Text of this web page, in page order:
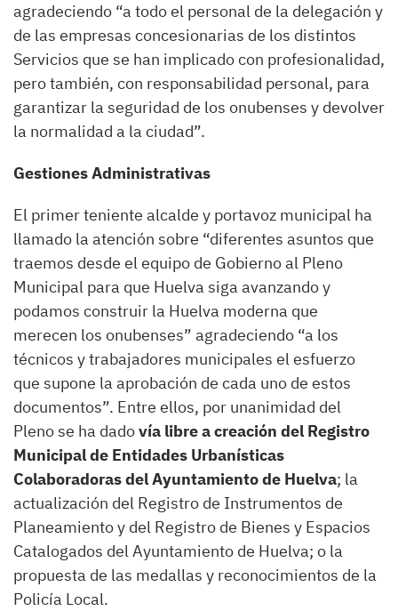
agradeciendo “a todo el personal de la delegación y
de las empresas concesionarias de los distintos
Servicios que se han implicado con profesionalidad,
pero también, con responsabilidad personal, para
garantizar la seguridad de los onubenses y devolver
la normalidad a la ciudad”.
Gestiones Administrativas
El primer teniente alcalde y portavoz municipal ha
llamado la atención sobre “diferentes asuntos que
traemos desde el equipo de Gobierno al Pleno
Municipal para que Huelva siga avanzando y
podamos construir la Huelva moderna que
merecen los onubenses” agradeciendo “a los
técnicos y trabajadores municipales el esfuerzo
que supone la aprobación de cada uno de estos
documentos”. Entre ellos, por unanimidad del
Pleno se ha dadovía libre a creación del Registro
Municipal de Entidades Urbanísticas
Colaboradoras del Ayuntamiento de Huelva; la
actualización del Registro de Instrumentos de
Planeamiento y del Registro de Bienes y Espacios
Catalogados del Ayuntamiento de Huelva; o la
propuesta de las medallas y reconocimientos de la
Policía Local.